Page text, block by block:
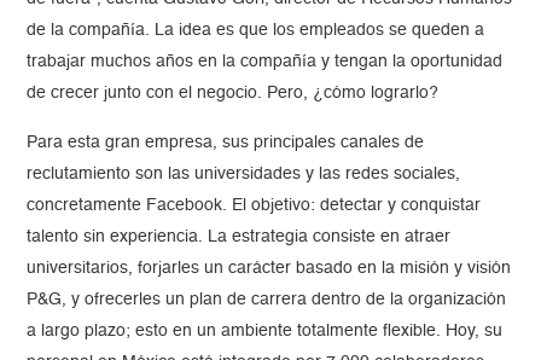
de la compañía. La idea es que los empleados se queden a
trabajar muchos años en la compañía y tengan la oportunidad
de crecer junto con el negocio. Pero, ¿cómo lograrlo?
Para esta gran empresa, sus principales canales de
reclutamiento son las universidades y las redes sociales,
concretamente Facebook. El objetivo: detectar y conquistar
talento sin experiencia. La estrategia consiste en atraer
universitarios, forjarles un carácter basado en la misión y visión
P&G, y ofrecerles un plan de carrera dentro de la organización
a largo plazo; esto en un ambiente totalmente flexible. Hoy, su